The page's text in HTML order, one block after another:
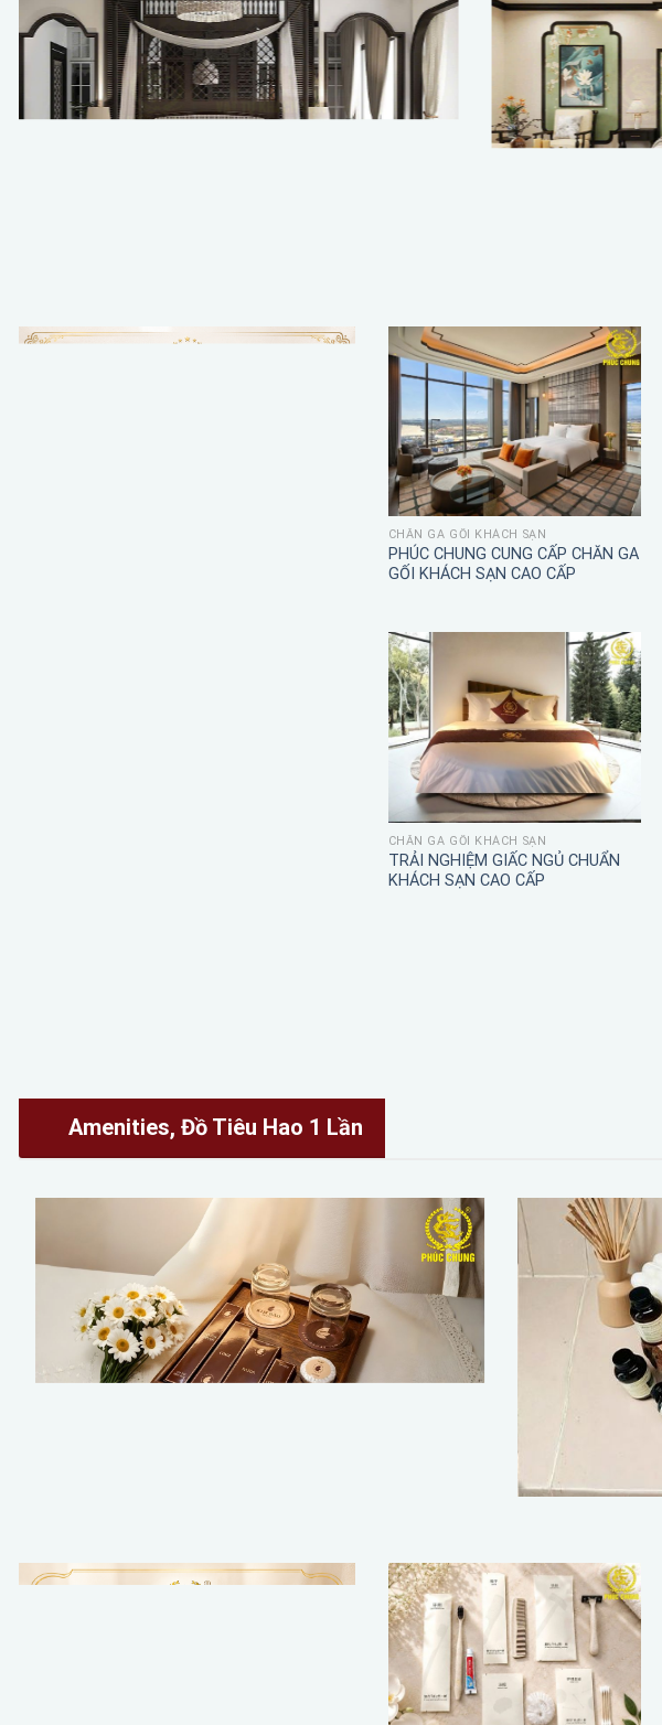
CHĂN GA GỐI KHÁCH SẠN
PHÚC CHUNG CUNG CẤP CHĂN GA
GỐI KHÁCH SẠN CAO CẤP
CHĂN GA GỐI KHÁCH SẠN
TRẢI NGHIỆM GIẤC NGỦ CHUẨN
KHÁCH SẠN CAO CẤP
Amenities, Đồ Tiêu Hao 1 Lần